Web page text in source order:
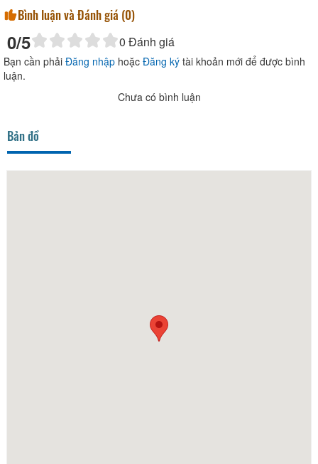
Bình luận và Đánh giá (0)
0/5 0 Đánh giá
Bạn cần phải Đăng nhập hoặc Đăng ký tài khoản mới để được bình
luận.
Chưa có bình luận
Bản đồ